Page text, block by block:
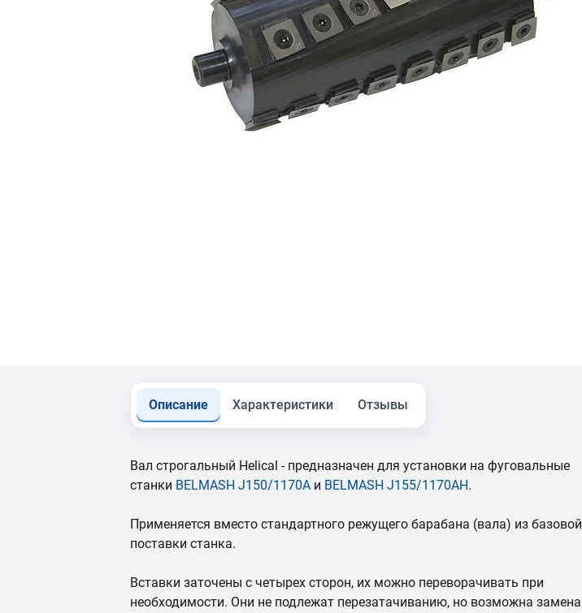
Описание Характеристики Отзывы
Вал строгальный Helical - предназначен для установки на фуговальные
станки BELMASH J150/1170A и BELMASH J155/1170AH.
Применяется вместо стандартного режущего барабана (вала) из базовой
поставки станка.
Вставки заточены с четырех сторон, их можно переворачивать при
необходимости. Они не подлежат перезатачиванию, но возможна замена